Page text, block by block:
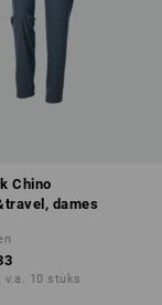
Chino
dames
v.a. 10 stuks